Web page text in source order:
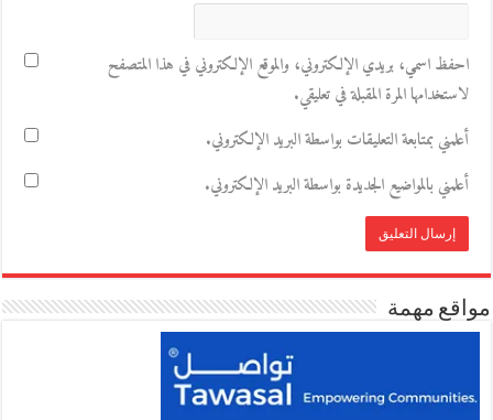
احفظ اسمي، بريدي الإلكتروني، والموقع الإلكتروني في هذا المتصفح
لاستخدامها المرة المقبلة في تعليقي.
أعلمني بمتابعة التعليقات بواسطة البريد الإلكتروني.
أعلمني بالمواضيع الجديدة بواسطة البريد الإلكتروني.
مواقع مهمة